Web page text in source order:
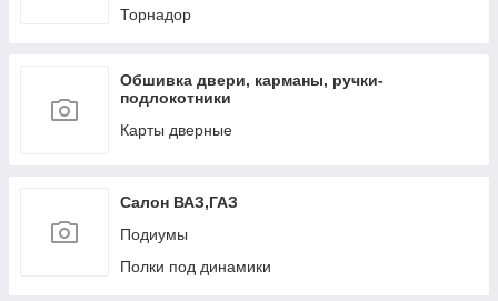
Заглушки кузова
Набір гумових кілець,сальник,втулок
Полтава
Саморіз
Скоба, Шайба металева
Фіксатор дверного типу
Фіксатор килимків салону
Торнадор
Обшивка двери, карманы, ручки-
подлокотники
Карты дверные
Салон ВАЗ,ГАЗ
Подиумы
Полки под динамики